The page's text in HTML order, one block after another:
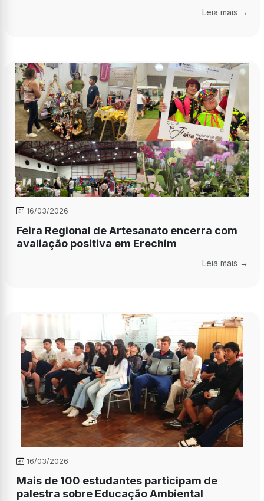
Leia mais →
16/03/2026
Feira Regional de Artesanato encerra com
avaliação positiva em Erechim
Leia mais →
16/03/2026
Mais de 100 estudantes participam de
palestra sobre Educação Ambiental